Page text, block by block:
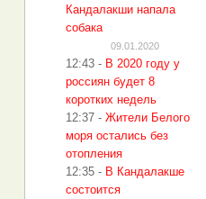
Кандалакши напала
собака
09.01.2020
12:43 - В 2020 году у
россиян будет 8
коротких недель
12:37 - Жители Белого
моря остались без
отопления
12:35 - В Кандалакше
состоится